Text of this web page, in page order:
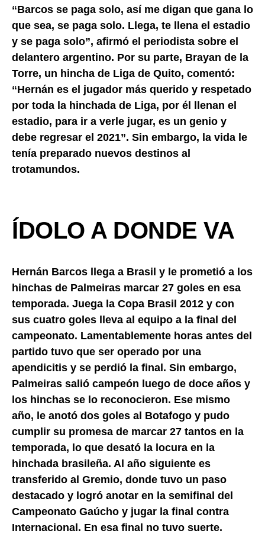
“Barcos se paga solo, así me digan que gana lo
que sea, se paga solo. Llega, te llena el estadio
y se paga solo”, afirmó el periodista sobre el
delantero argentino. Por su parte, Brayan de la
Torre, un hincha de Liga de Quito, comentó:
“Hernán es el jugador más querido y respetado
por toda la hinchada de Liga, por él llenan el
estadio, para ir a verle jugar, es un genio y
debe regresar el 2021”. Sin embargo, la vida le
tenía preparado nuevos destinos al
trotamundos.
ÍDOLO A DONDE VA
Hernán Barcos llega a Brasil y le prometió a los
hinchas de Palmeiras marcar 27 goles en esa
temporada. Juega la Copa Brasil 2012 y con
sus cuatro goles lleva al equipo a la final del
campeonato. Lamentablemente horas antes del
partido tuvo que ser operado por una
apendicitis y se perdió la final. Sin embargo,
Palmeiras salió campeón luego de doce años y
los hinchas se lo reconocieron. Ese mismo
año, le anotó dos goles al Botafogo y pudo
cumplir su promesa de marcar 27 tantos en la
temporada, lo que desató la locura en la
hinchada brasileña. Al año siguiente es
transferido al Gremio, donde tuvo un paso
destacado y logró anotar en la semifinal del
Campeonato Gaúcho y jugar la final contra
Internacional. En esa final no tuvo suerte.